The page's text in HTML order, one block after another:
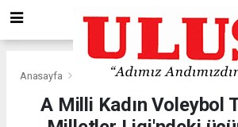
Anasayfa
A Milli Kadın Voleybol